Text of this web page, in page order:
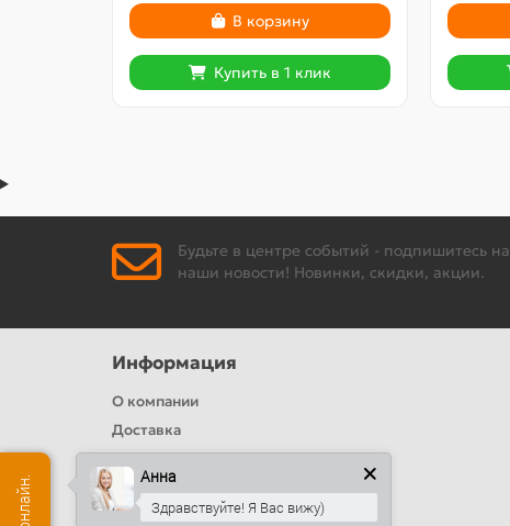
В корзину
Купить в 1 клик
Будьте в центре событий - подпишитесь на
наши новости! Новинки, скидки, акции.
Информация
О компании
Доставка
Политика безопасности
Условия соглашения
Цвета RAL
Анна
Здравствуйте! Я Вас вижу)